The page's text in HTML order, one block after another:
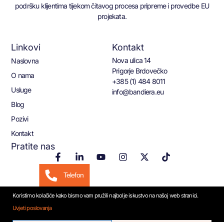
Koristimo kolačiće kako bismo vam pružili najbolje iskustvo na našoj web stranici.
Uvjeti poslovanja
podršku klijentima tijekom čitavog procesa pripreme i provedbe EU
projekata.
Linkovi
Naslovna
O nama
Usluge
Blog
Pozivi
Kontakt
Kontakt
Nova ulica 14
Prigorje Brdovečko
+385 (1) 484 8011
info@bandiera.eu
Pratite nas
Telefon
Email
WhatsApp